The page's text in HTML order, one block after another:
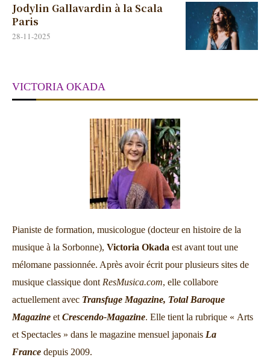
Jodylin Gallavardin à la Scala
Paris
28-11-2025
VICTORIA OKADA
Pianiste de formation, musicologue (docteur en histoire de la
musique à la Sorbonne), Victoria Okada est avant tout une
mélomane passionnée. Après avoir écrit pour plusieurs sites de
musique classique dont ResMusica.com, elle collabore
actuellement avec Transfuge Magazine, Total Baroque
Magazine et Crescendo-Magazine. Elle tient la rubrique « Arts
et Spectacles » dans le magazine mensuel japonais La
France depuis 2009.